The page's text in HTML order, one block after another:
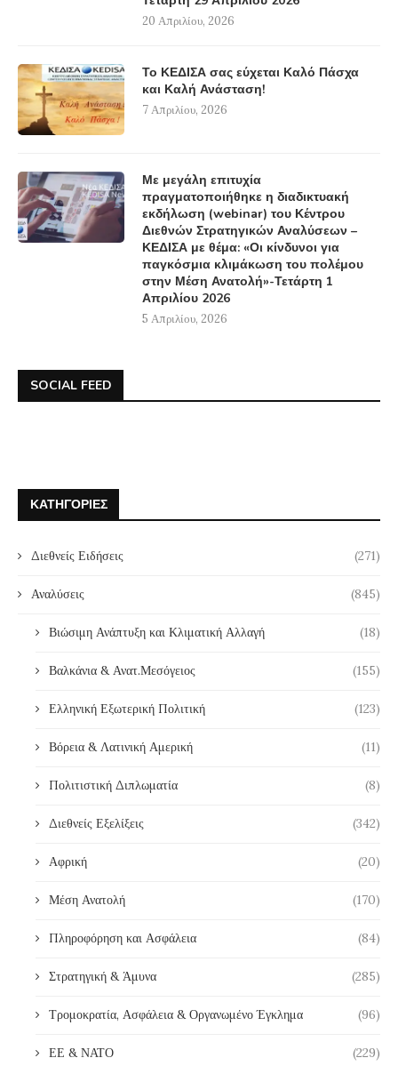
20 Απριλίου, 2026
Το ΚΕΔΙΣΑ σας εύχεται Καλό Πάσχα
και Καλή Ανάσταση!
7 Απριλίου, 2026
Με μεγάλη επιτυχία
πραγματοποιήθηκε η διαδικτυακή
εκδήλωση (webinar) του Κέντρου
Διεθνών Στρατηγικών Αναλύσεων –
ΚΕΔΙΣΑ με θέμα: «Οι κίνδυνοι για
παγκόσμια κλιμάκωση του πολέμου
στην Μέση Ανατολή»-Τετάρτη 1
Απριλίου 2026
5 Απριλίου, 2026
SOCIAL FEED
ΚΑΤΗΓΟΡΊΕΣ
Διεθνείς Ειδήσεις (271)
Αναλύσεις (845)
Βιώσιμη Ανάπτυξη και Κλιματική Αλλαγή (18)
Βαλκάνια & Ανατ.Μεσόγειος (155)
Ελληνική Εξωτερική Πολιτική (123)
Βόρεια & Λατινική Αμερική (11)
Πολιτιστική Διπλωματία (8)
Διεθνείς Εξελίξεις (342)
Αφρική (20)
Μέση Ανατολή (170)
Πληροφόρηση και Ασφάλεια (84)
Στρατηγική & Άμυνα (285)
Τρομοκρατία, Ασφάλεια & Οργανωμένο Έγκλημα (96)
ΕΕ & ΝΑΤΟ (229)